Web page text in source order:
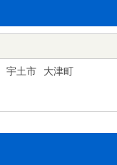
宇土市
大津町